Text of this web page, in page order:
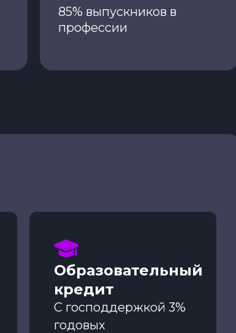
85% выпускников в
профессии
Образовательный
кредит
С господдержкой 3%
годовых